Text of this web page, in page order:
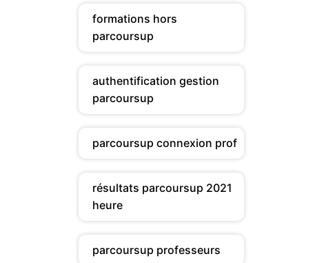
formations hors
parcoursup
authentification gestion
parcoursup
parcoursup connexion prof
résultats parcoursup 2021
heure
parcoursup professeurs